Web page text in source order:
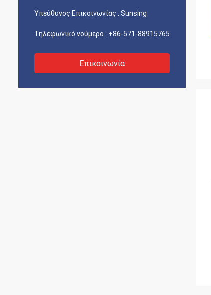
Υπεύθυνος Επικοινωνίας : Sunsing
Τηλεφωνικό νούμερο : +86-571-88915765
Επικοινωνία